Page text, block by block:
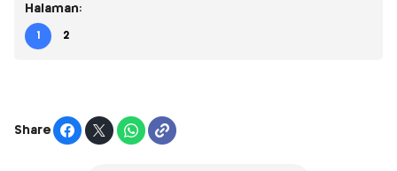
Halaman:
1 2
Share